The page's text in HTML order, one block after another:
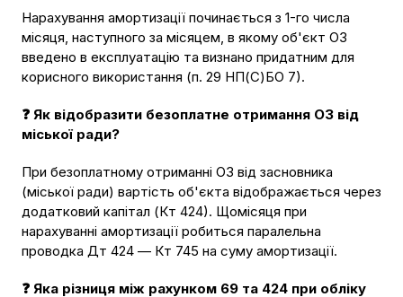
Нарахування амортизації починається з 1-го числа
місяця, наступного за місяцем, в якому об'єкт ОЗ
введено в експлуатацію та визнано придатним для
корисного використання (п. 29 НП(С)БО 7).
❓ Як відобразити безоплатне отримання ОЗ від
міської ради?
При безоплатному отриманні ОЗ від засновника
(міської ради) вартість об'єкта відображається через
додатковий капітал (Кт 424). Щомісяця при
нарахуванні амортизації робиться паралельна
проводка Дт 424 — Кт 745 на суму амортизації.
❓ Яка різниця між рахунком 69 та 424 при обліку